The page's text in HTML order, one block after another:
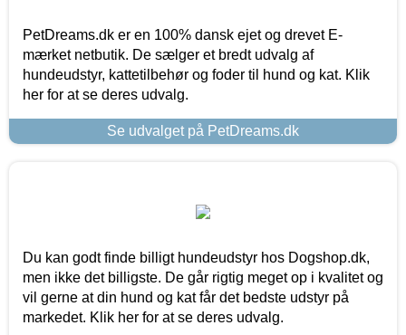
PetDreams.dk er en 100% dansk ejet og drevet E-
mærket netbutik. De sælger et bredt udvalg af
hundeudstyr, kattetilbehør og foder til hund og kat. Klik
her for at se deres udvalg.
Se udvalget på PetDreams.dk
Du kan godt finde billigt hundeudstyr hos Dogshop.dk,
men ikke det billigste. De går rigtig meget op i kvalitet og
vil gerne at din hund og kat får det bedste udstyr på
markedet. Klik her for at se deres udvalg.